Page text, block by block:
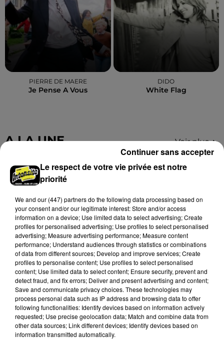
PIERRE DE MAERE
Je Pense A Vous
DIDO
White Flag
A LA UNE Voir plus
Loir-et-Cher : un pyromane interpellé grâce
Le respect de votre vie privée est notre
priorité
We and our (447) partnersdo the following data processing based on
your consent and/or our legitimate interest: Store and/or access
information on a device; Use limited data to select advertising; Create
profiles for personalised advertising; Use profiles to select personalised
advertising; Measure advertising performance; Measure content
performance; Understand audiences through statistics or combinations
of data from different sources; Develop and improve services; Create
profiles to personalise content; Use profiles to select personalised
content; Use limited data to select content; Ensure security, prevent and
detect fraud, and fix errors; Deliver and present advertising and content;
Save and communicate privacy choices. These technologies may
process personal data such as IP address and browsing data to offer
following functionalities: Identify devices based on information actively
requested; Use precise geolocation data; Match and combine data from
other data sources; Link different devices; Identify devices based on
information transmitted automatically.
Continuer sans accepter